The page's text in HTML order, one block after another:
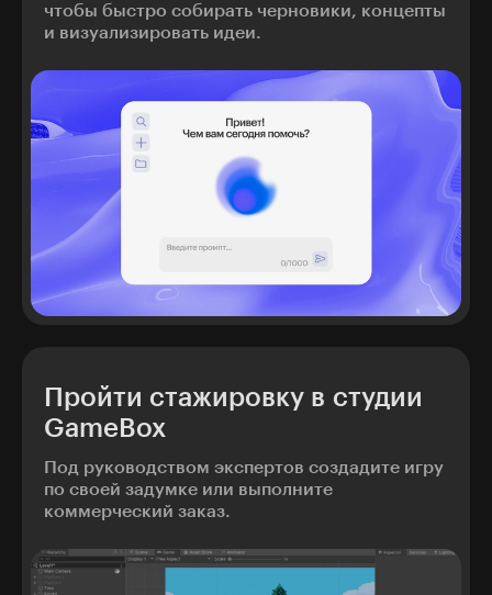
чтобы быстро собирать черновики, концепты
и визуализировать идеи.
Пройти стажировку в студии
GameBox
Под руководством экспертов создадите игру
по своей задумке или выполните
коммерческий заказ.